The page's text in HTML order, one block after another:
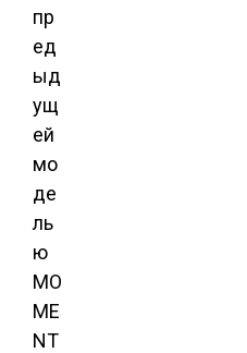
пр
ед
ыд
ущ
ей
мо
де
ль
ю
MO
ME
NT